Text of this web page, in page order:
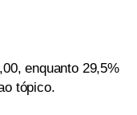
enquanto 29,5%
tópico.